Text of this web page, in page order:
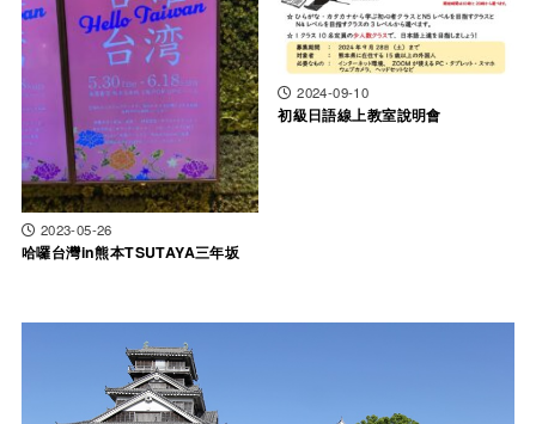
2023-05-26
哈囉台灣in熊本TSUTAYA三年坂
2024-09-10
初級日語線上教室說明會